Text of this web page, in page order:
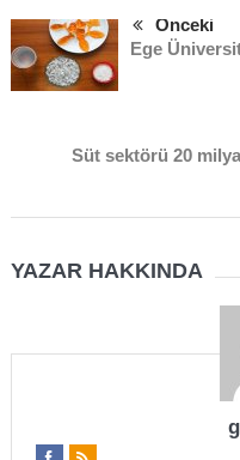
Önceki
Ege
Süt sektörü 20
YAZAR HAKKINDA